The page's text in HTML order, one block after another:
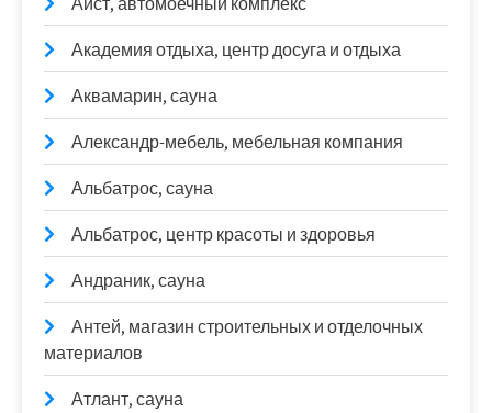
Академия отдыха, центр досуга и отдыха
Аквамарин, сауна
Александр-мебель, мебельная компания
Альбатрос, сауна
Альбатрос, центр красоты и здоровья
Андраник, сауна
Антей, магазин строительных и отделочных
материалов
Атлант, сауна